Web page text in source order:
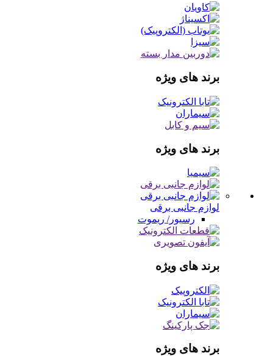
برند های ویژه
برند های ویژه
لوازم جانبی برقی
رسیور/ ریموت
برند های ویژه
برند های ویژه